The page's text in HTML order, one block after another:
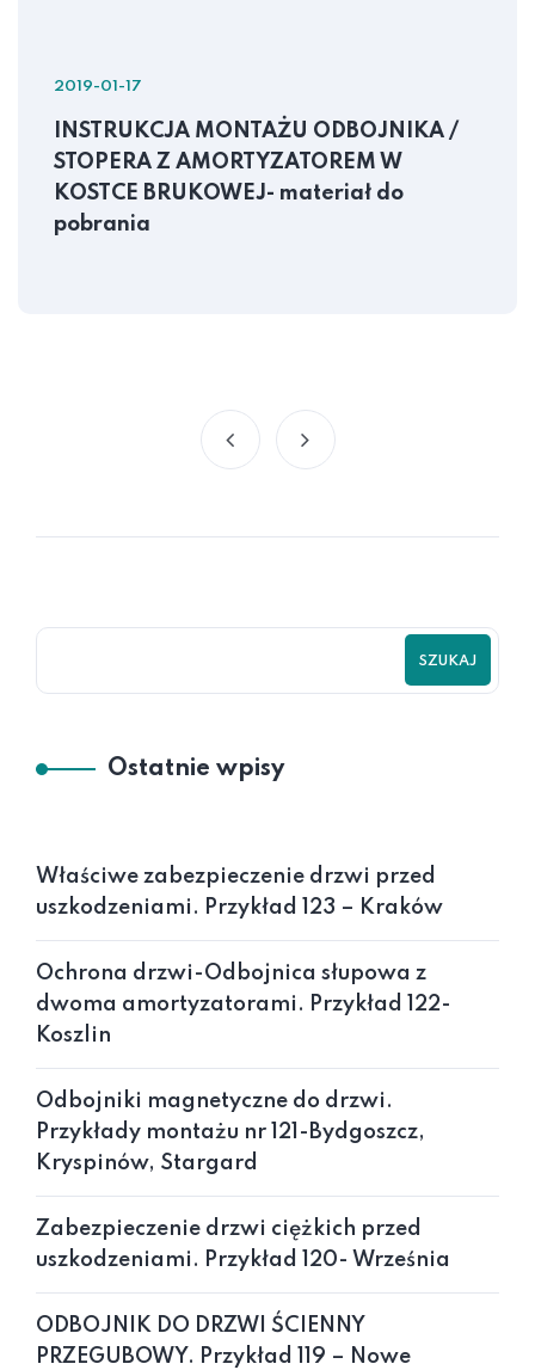
2019-01-17
INSTRUKCJA MONTAŻU ODBOJNIKA /
STOPERA Z AMORTYZATOREM W
KOSTCE BRUKOWEJ- materiał do
pobrania
SZUKAJ
Ostatnie wpisy
Właściwe zabezpieczenie drzwi przed
uszkodzeniami. Przykład 123 – Kraków
Ochrona drzwi-Odbojnica słupowa z
dwoma amortyzatorami. Przykład 122-
Koszlin
Odbojniki magnetyczne do drzwi.
Przykłady montażu nr 121-Bydgoszcz,
Kryspinów, Stargard
Zabezpieczenie drzwi ciężkich przed
uszkodzeniami. Przykład 120- Września
ODBOJNIK DO DRZWI ŚCIENNY
PRZEGUBOWY. Przykład 119 – Nowe